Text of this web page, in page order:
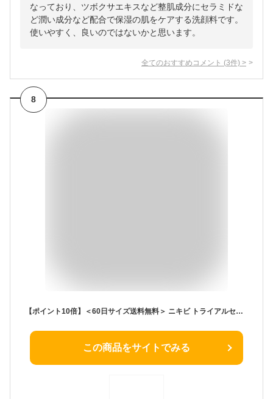
なっており、ツボクサエキスなど整肌成分にセラミドな
ど潤い成分など配合で保湿の肌をケアする洗顔料です。
使いやすく、良いのではないかと思います。
全てのおすすめコメント (3件) >
8
【ポイント10倍】＜60日サイズ送料無料＞ ニキビ トライアルセット 選べるサイズ(30日/60日) ニキビケア スキンケアセット 毛穴 毛穴汚れ 肌荒れ 大人 乾燥肌 ニキビ跡 ニキビ 薬 洗顔料 洗顔 化粧水 保湿 クリーム お試し 薬用 医薬部外品
この商品をサイトでみる